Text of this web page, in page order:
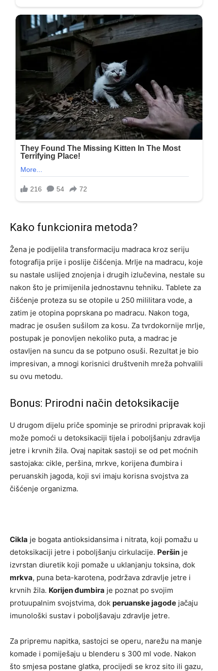
Kako funkcionira metoda?
Žena je podijelila transformaciju madraca kroz seriju
fotografija prije i poslije čišćenja. Mrlje na madracu, koje
su nastale uslijed znojenja i drugih izlučevina, nestale su
nakon što je primijenila jednostavnu tehniku. Tablete za
čišćenje proteza su se otopile u 250 mililitara vode, a
zatim je otopina poprskana po madracu. Nakon toga,
madrac je osušen sušilom za kosu. Za tvrdokornije mrlje,
postupak je ponovljen nekoliko puta, a madrac je
ostavljen na suncu da se potpuno osuši. Rezultat je bio
impresivan, a mnogi korisnici društvenih mreža pohvalili
su ovu metodu.
Bonus: Prirodni način detoksikacije
U drugom dijelu priče spominje se prirodni pripravak koji
može pomoći u detoksikaciji tijela i poboljšanju zdravlja
jetre i krvnih žila. Ovaj napitak sastoji se od pet moćnih
sastojaka: cikle, peršina, mrkve, korijena đumbira i
peruanskih jagoda, koji svi imaju korisna svojstva za
čišćenje organizma.
Cikla je bogata antioksidansima i nitrata, koji pomažu u
detoksikaciji jetre i poboljšanju cirkulacije. Peršin je
izvrstan diuretik koji pomaže u uklanjanju toksina, dok
mrkva, puna beta-karotena, podržava zdravlje jetre i
krvnih žila. Korijen đumbira je poznat po svojim
protuupalnim svojstvima, dok peruanske jagode jačaju
imunološki sustav i poboljšavaju zdravlje jetre.
Za pripremu napitka, sastojci se operu, narežu na manje
komade i pomiješaju u blenderu s 300 ml vode. Nakon
što smjesa postane glatka, procijedi se kroz sito ili gazu,